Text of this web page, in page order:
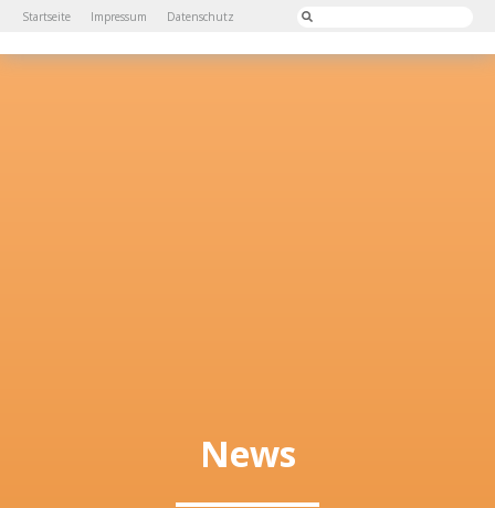
Startseite Impressum Datenschutz
News